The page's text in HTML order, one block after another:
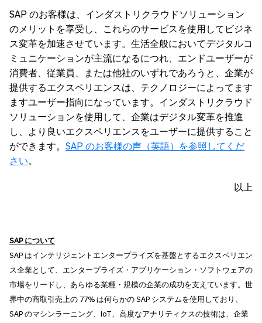
SAP のお客様は、インダストリクラウドソリューション
のメリットを享受し、これらのサービスを使用してビジネ
ス変革を加速させています。生活全般においてデジタルコ
ミュニケーションが主流になるにつれ、エンドユーザーが
消費者、従業員、または他社のいずれであろうと、企業が
提供するエクスペリエンスは、テクノロジーによってます
ますユーザー指向になっています。インダストリクラウド
ソリューションを使用して、企業はデジタル変革を推進
し、より良いエクスペリエンスをユーザーに提供すること
ができます。 SAP のお客様の声（英語）を参照してくだ
さい。
以上
SAP について
SAP はインテリジェントエンタープライズを基盤とするエクスペリエン
ス企業として、エンタープライズ・アプリケーション・ソフトウェアの
市場をリードし、あらゆる業種・規模の企業の成功を支えています。世
界中の商取引売上の 77% は何らかの SAP システムを使用しており、
SAP のマシンラーニング、IoT、高度なアナリティクスの技術は、企業